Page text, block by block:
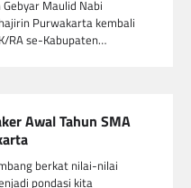
Maulid Nabi
Purwakarta kembali
RA se-Kabupaten…
Awal Tahun SMA
berkat nilai-nilai
pondasi kita